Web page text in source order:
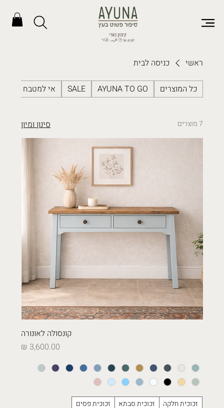
ראשי כניסה לבית
כל המוצרים AYUNA TO GO
SALE אי למטבח
7 מוצרים סינון ומיון
קונסולה לאונורה
מחיר
זכוכית חלקה זכוכית סבתא זכוכית פסים